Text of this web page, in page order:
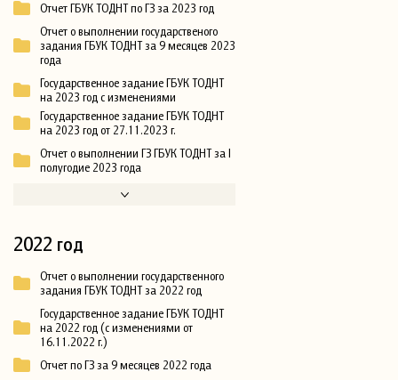
Отчет ГБУК ТОДНТ по ГЗ за 2023 год
Отчет о выполнении государственого
задания ГБУК ТОДНТ за 9 месяцев 2023
года
Государственное задание ГБУК ТОДНТ
на 2023 год с изменениями
Государственное задание ГБУК ТОДНТ
на 2023 год от 27.11.2023 г.
Отчет о выполнении ГЗ ГБУК ТОДНТ за I
полугодие 2023 года
2022 год
Отчет о выполнении государственного
задания ГБУК ТОДНТ за 2022 год
Государственное задание ГБУК ТОДНТ
на 2022 год (с изменениями от
16.11.2022 г.)
Отчет по ГЗ за 9 месяцев 2022 года